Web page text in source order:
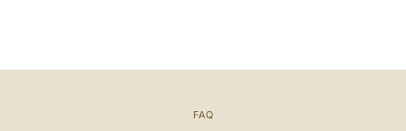
FAQ